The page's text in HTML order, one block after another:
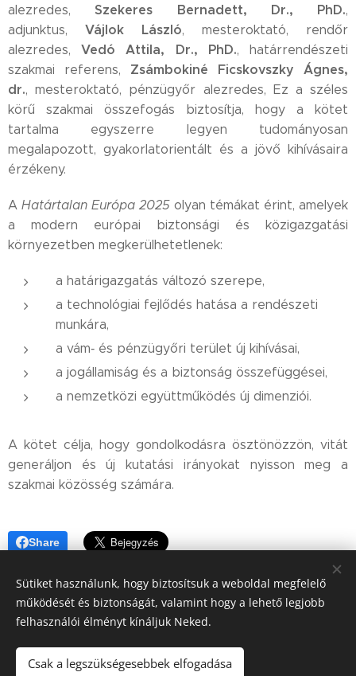
alezredes, Szekeres Bernadett, Dr., PhD.,
adjunktus, Vájlok László, mesteroktató, rendőr
alezredes,Vedó Attila, Dr., PhD., határrendészeti
szakmai referens, Zsámbokiné Ficskovszky Ágnes,
dr., mesteroktató, pénzügyőr alezredes, Ez a széles
körű szakmai összefogás biztosítja, hogy a kötet
tartalma egyszerre legyen tudományosan
megalapozott, gyakorlatorientált és a jövő kihívásaira
érzékeny.
A Határtalan Európa 2025 olyan témákat érint, amelyek
a modern európai biztonsági és közigazgatási
környezetben megkerülhetetlenek:
a határigazgatás változó szerepe,
a technológiai fejlődés hatása a rendészeti
munkára,
a vám‑ és pénzügyőri terület új kihívásai,
a jogállamiság és a biztonság összefüggései,
a nemzetközi együttműködés új dimenziói.
A kötet célja, hogy gondolkodásra ösztönözzön, vitát
generáljon és új kutatási irányokat nyisson meg a
szakmai közösség számára.
Share
© 2013-2026 Országos Kriminalisztikai és Detektív Egyesület
A MAGYAR DETEKTÍV
Sütiket használunk, hogy biztosítsuk a weboldal megfelelő
működését és biztonságát, valamint hogy a lehető legjobb
felhasználói élményt kínáljuk Neked.
Csak a legszükségesebbek elfogadása